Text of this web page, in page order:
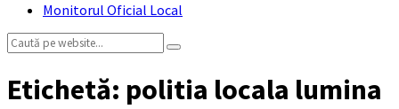
Monitorul Oficial Local
Search:
Etichetă: politia locala lumina